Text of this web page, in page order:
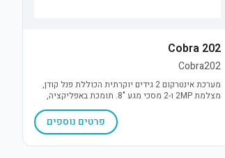
Cobra 202
Cobra202
מערכת אינטרקום 2 גידים יוקרתית הכוללת פנל קודן,
מצלמת 2MP ו-2 מסכי מגע "8. תומכת באפליקציה,
פתיחה בקרבה, זיהוי תנועה ושני ממסרים. פתרון חכם,
פרטים נוספים